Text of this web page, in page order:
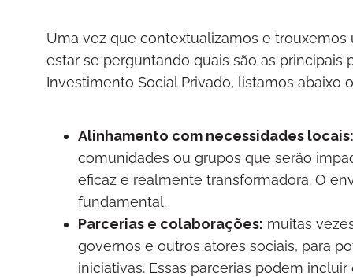
Uma vez que contextualizamos e
estar se perguntando quais são as principais
Investimento Social Privado, listamos abaixo
Alinhamento com necessidades locais:
comunidades ou grupos que serão
eficaz e realmente transformadora. O
fundamental.
Parcerias e colaborações: muitas
governos e outros atores sociais, para
iniciativas. Essas parcerias podem